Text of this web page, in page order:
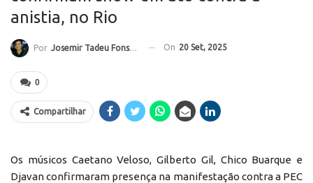
anistia, no Rio
Por Josemir Tadeu Fonseca On 20 Set, 2025
0
Compartilhar
Os músicos Caetano Veloso, Gilberto Gil, Chico Buarque e
Djavan confirmaram presença na manifestação contra a PEC